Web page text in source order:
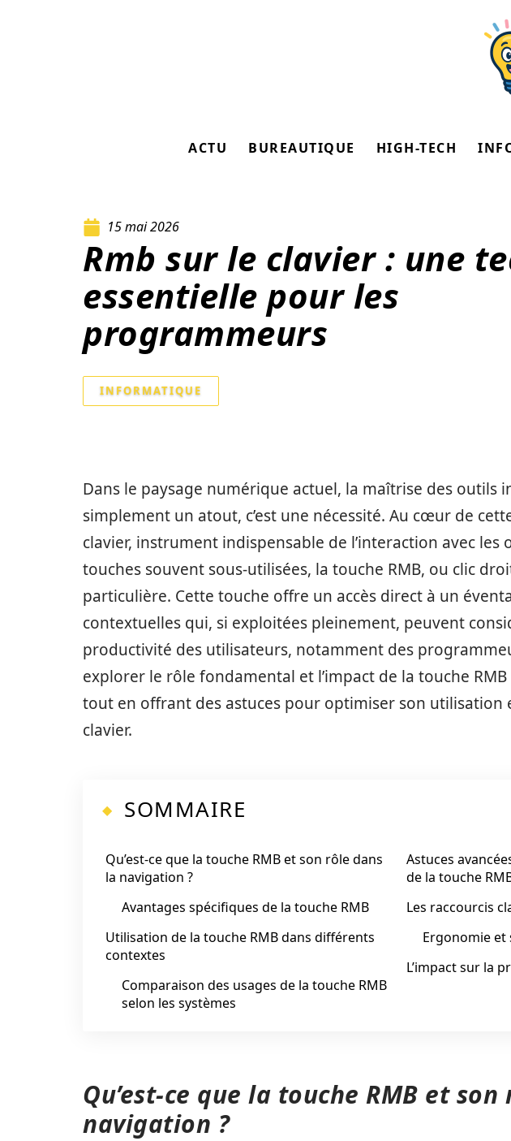
ACTU BUREAUTIQUE HIGH-TECH
15 mai 2026
Rmb sur le clavier : une
essentielle pour les
programmeurs
INFORMATIQUE
Dans le paysage numérique actuel, la maîtrise des outils
simplement un atout, c’est une nécessité. Au cœur de
clavier, instrument indispensable de l’interaction avec les
touches souvent sous-utilisées, la touche RMB, ou clic
particulière. Cette touche offre un accès direct à un
contextuelles qui, si exploitées pleinement, peuvent
productivité des utilisateurs, notamment des
explorer le rôle fondamental et l’impact de la touche RMB
tout en offrant des astuces pour optimiser son utilisation
clavier.
SOMMAIRE
Qu’est-ce que la touche RMB et son rôle dans
la navigation ?
Avantages spécifiques de la touche RMB
Utilisation de la touche RMB dans différents
contextes
Comparaison des usages de la touche RMB
selon les systèmes
Astuces
de la touche
Les raccourcis
Ergonomie et
L’impact sur la
Qu’est-ce que la touche RMB et
navigation ?